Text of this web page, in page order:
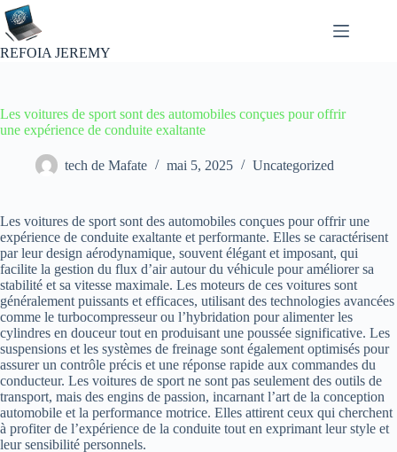
Passer
au
contenu
REFOIA JEREMY
Les voitures de sport sont des automobiles conçues pour offrir
une expérience de conduite exaltante
tech de Mafate mai 5, 2025 Uncategorized
Les voitures de sport sont des automobiles conçues pour offrir une
expérience de conduite exaltante et performante. Elles se caractérisent
par leur design aérodynamique, souvent élégant et imposant, qui
facilite la gestion du flux d’air autour du véhicule pour améliorer sa
stabilité et sa vitesse maximale. Les moteurs de ces voitures sont
généralement puissants et efficaces, utilisant des technologies avancées
comme le turbocompresseur ou l’hybridation pour alimenter les
cylindres en douceur tout en produisant une poussée significative. Les
suspensions et les systèmes de freinage sont également optimisés pour
assurer un contrôle précis et une réponse rapide aux commandes du
conducteur. Les voitures de sport ne sont pas seulement des outils de
transport, mais des engins de passion, incarnant l’art de la conception
automobile et la performance motrice. Elles attirent ceux qui cherchent
à profiter de l’expérience de la conduite tout en exprimant leur style et
leur sensibilité personnels.